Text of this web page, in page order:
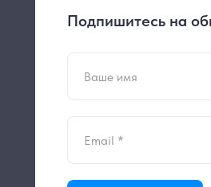
Подпишитесь на